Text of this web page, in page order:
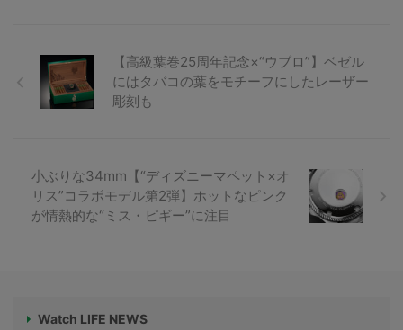
【高級葉巻25周年記念×“ウブロ”】ベゼル
にはタバコの葉をモチーフにしたレーザー
彫刻も
小ぶりな34mm【“ディズニーマペット×オ
リス”コラボモデル第2弾】ホットなピンク
が情熱的な“ミス・ピギー”に注目
Watch LIFE NEWS